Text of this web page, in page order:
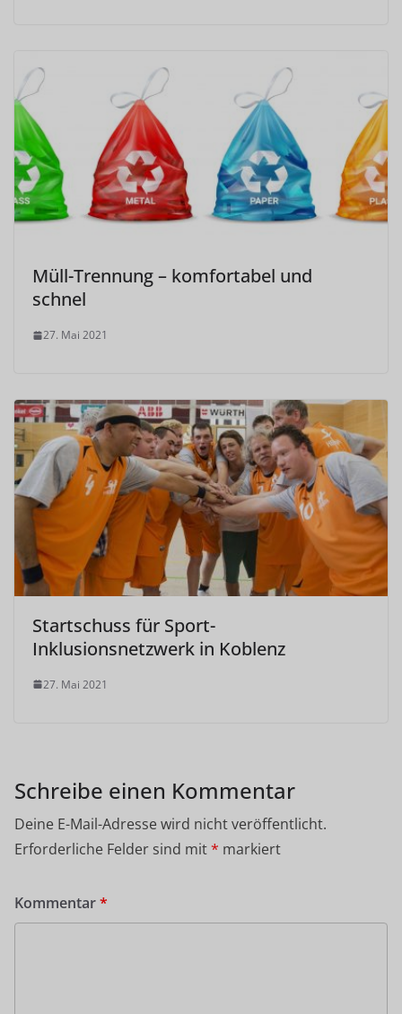
Müll-Trennung – komfortabel und
schnel
27. Mai 2021
Startschuss für Sport-
Inklusionsnetzwerk in Koblenz
27. Mai 2021
Schreibe einen Kommentar
Deine E-Mail-Adresse wird nicht veröffentlicht.
Erforderliche Felder sind mit* markiert
Kommentar*